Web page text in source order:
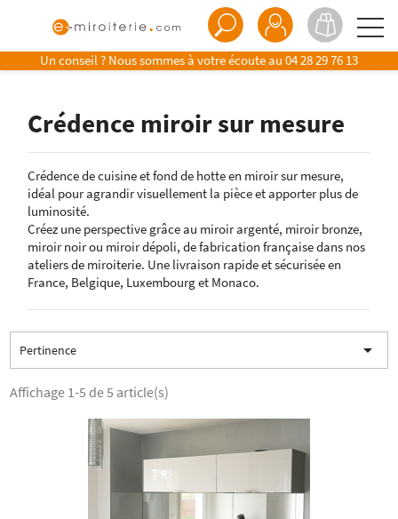
Un conseil ? Nous sommes à votre écoute au 04 28 29 76 13
Crédence miroir sur mesure
Crédence de cuisine et fond de hotte en miroir sur mesure,
idéal pour agrandir visuellement la pièce et apporter plus de
luminosité.
Créez une perspective grâce au miroir argenté, miroir bronze,
miroir noir ou miroir dépoli, de fabrication française dans nos
ateliers de miroiterie. Une livraison rapide et sécurisée en
France, Belgique, Luxembourg et Monaco.
Pertinence 
Affichage 1-5 de 5 article(s)